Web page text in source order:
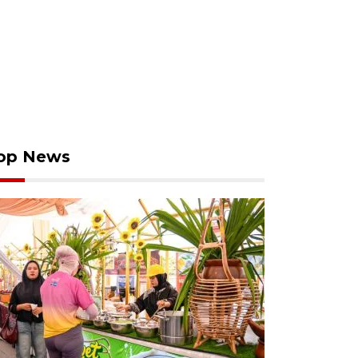
News